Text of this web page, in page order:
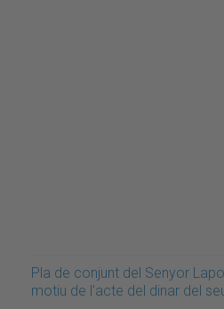
Pla de conjunt del Senyor
motiu de l'acte del dinar del